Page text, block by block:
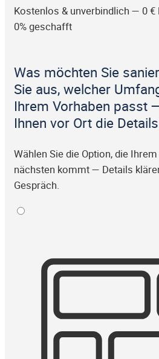
Kostenlos & unverbindlich — 0 €
0% geschafft
Was möchten Sie
Sie aus, welcher
Ihrem Vorhaben passt
Ihnen vor Ort die
Wählen Sie die Option, die
nächsten kommt — Details
Gespräch.